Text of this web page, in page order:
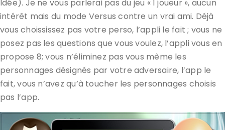
Idée). Je ne vous parlerai pas du jeu « 1 joueur », aucun
intérêt mais du mode Versus contre un vrai ami. Déjà
vous choississez pas votre perso, l’appli le fait ; vous ne
posez pas les questions que vous voulez, l’appli vous en
propose 8; vous n’éliminez pas vous même les
personnages désignés par votre adversaire, l’app le
fait, vous n’avez qu’à toucher les personnages choisis
pas l’app.